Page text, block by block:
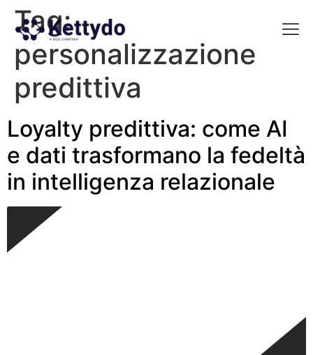
Tag:
personalizzazione
predittiva
Loyalty predittiva: come AI
e dati trasformano la fedeltà
in intelligenza relazionale